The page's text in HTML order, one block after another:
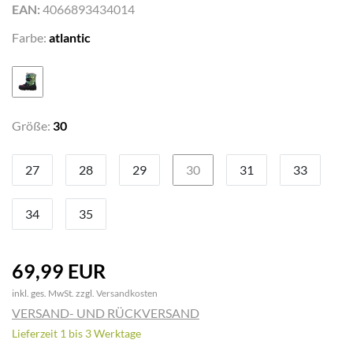
EAN: 4066893434014
Farbe: atlantic
Größe: 30
27 28 29 30 31 33
34 35
69,99 EUR
inkl. ges. MwSt. zzgl. Versandkosten
VERSAND- UND RÜCKVERSAND
Lieferzeit 1 bis 3 Werktage